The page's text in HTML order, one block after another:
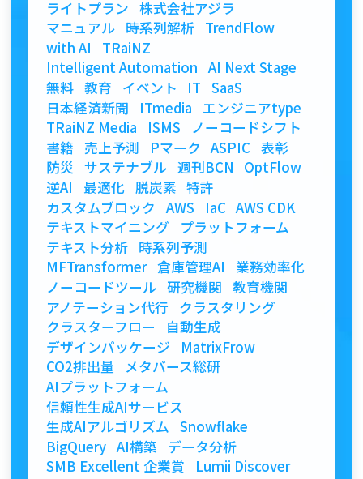
ライトプラン 株式会社アジラ
マニュアル 時系列解析 TrendFlow
with AI
TRaiNZ
Intelligent Automation AI Next Stage
無料 教育 イベント IT SaaS
日本経済新聞
ITmedia
エンジニアtype
TRaiNZ Media
ISMS
ノーコードシフト
書籍
売上予測 Pマーク ASPIC 表彰
防災 サステナブル 週刊BCN
OptFlow
逆AI
最適化 脱炭素 特許
カスタムブロック
AWS IaC AWS CDK
テキストマイニング
プラットフォーム
テキスト分析 時系列予測
MFTransformer 倉庫管理AI
業務効率化
ノーコードツール 研究機関 教育機関
アノテーション代行
クラスタリング
クラスターフロー
自動生成
デザインパッケージ
MatrixFrow
CO2排出量
メタバース総研
AIプラットフォーム
信頼性生成AIサービス
生成AIアルゴリズム Snowflake
BigQuery AI構築
データ分析
SMB Excellent 企業賞
Lumii Discover